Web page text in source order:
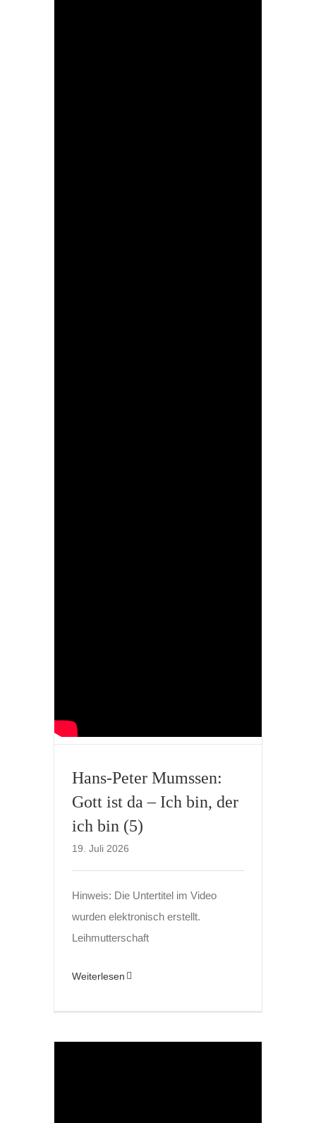
Hans-Peter Mumssen:
Gott ist da – Ich bin, der
ich bin (5)
19. Juli 2026
Hinweis: Die Untertitel im Video
wurden elektronisch erstellt.
Leihmutterschaft
Weiterlesen